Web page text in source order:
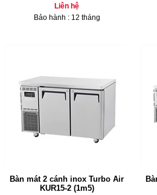
Liên hệ
Bảo hành : 12 tháng
Bàn mát 2 cánh inox Turbo Air
KUR15-2 (1m5)